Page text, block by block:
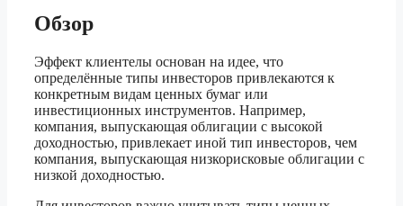
Обзор
Эффект клиентелы основан на идее, что
определённые типы инвесторов привлекаются к
конкретным видам ценных бумаг или
инвестиционных инструментов. Например,
компания, выпускающая облигации с высокой
доходностью, привлекает иной тип инвесторов, чем
компания, выпускающая низкорисковые облигации с
низкой доходностью.